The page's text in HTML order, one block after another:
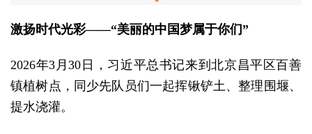
激扬时代光彩——“美丽的中国梦属于你们”
2026年3月30日，习近平总书记来到北京昌平区百善
镇植树点，同少先队员们一起挥锹铲土、整理围堰、
提水浇灌。